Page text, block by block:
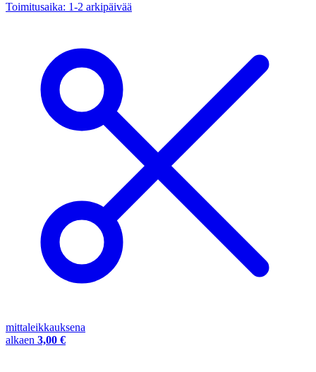
Toimitusaika: 1-2 arkipäivää
mittaleikkauksena
alkaen 3,00 €